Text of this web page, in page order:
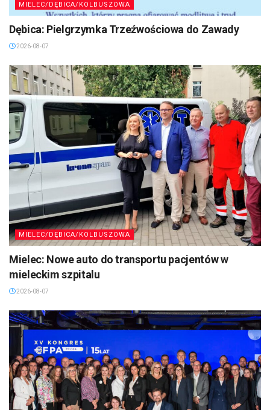
MIELEC/DĘBICA/KOLBUSZOWA
Dębica: Pielgrzymka Trzeźwościowa do Zawady
2026-08-07
MIELEC/DĘBICA/KOLBUSZOWA
Mielec: Nowe auto do transportu pacjentów w
mieleckim szpitalu
2026-08-07